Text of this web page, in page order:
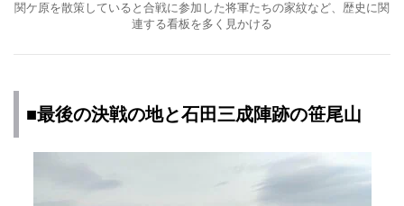
関ケ原を散策していると合戦に参加した将軍たちの家紋など、歴史に関
連する看板を多く見かける
■最後の決戦の地と石田三成陣跡の笹尾山